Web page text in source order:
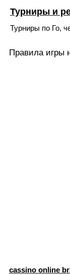
Турниры и
Турниры по Го,
Правила игры
cassino online